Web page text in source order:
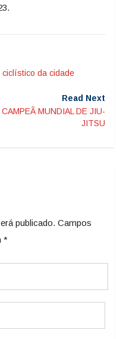
da cidade
Read Next
MUNDIAL DE JIU-
JITSU
publicado. Campos
*